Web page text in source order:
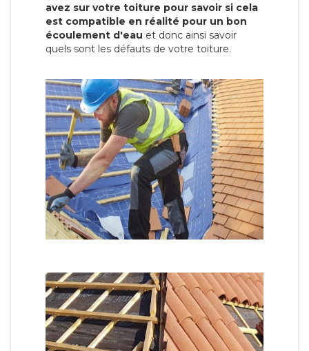
avez sur votre toiture pour savoir si cela
est compatible en réalité pour un bon
écoulement d'eau et donc ainsi savoir
quels sont les défauts de votre toiture.